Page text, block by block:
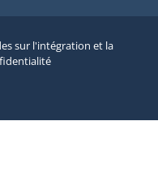
sur l'intégration et la